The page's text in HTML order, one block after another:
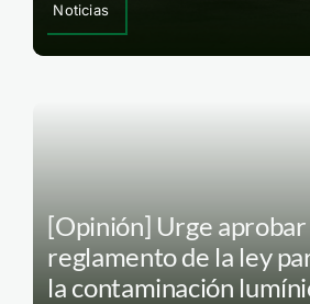
Noticias
[Opinión] Urge aprobar
reglamento de la ley
la contaminación